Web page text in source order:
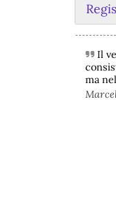
Si sta
Il
ma